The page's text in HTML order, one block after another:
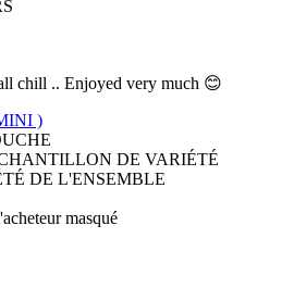
chill .. Enjoyed very much 😊
)
DE VARIÉTÉ
DE L'ENSEMBLE
masqué